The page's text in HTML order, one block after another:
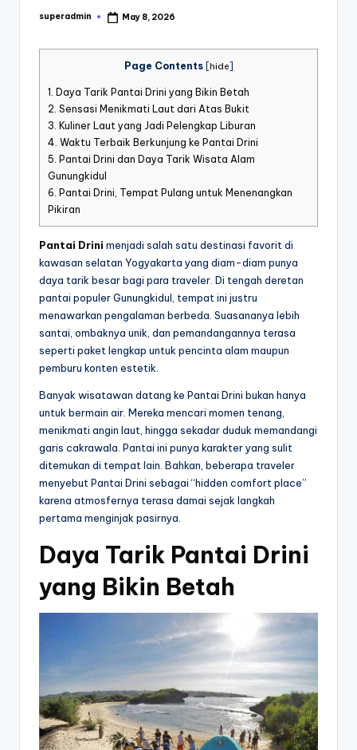
Posted
superadmin May 8, 2026
Page Contents hide
1. Daya Tarik Pantai Drini yang Bikin Betah
2. Sensasi Menikmati Laut dari Atas Bukit
3. Kuliner Laut yang Jadi Pelengkap Liburan
4. Waktu Terbaik Berkunjung ke Pantai Drini
5. Pantai Drini dan Daya Tarik Wisata Alam
Gunungkidul
6. Pantai Drini, Tempat Pulang untuk Menenangkan
Pikiran
Pantai Drini menjadi salah satu destinasi favorit di
kawasan selatan Yogyakarta yang diam-diam punya
daya tarik besar bagi para traveler. Di tengah deretan
pantai populer Gunungkidul, tempat ini justru
menawarkan pengalaman berbeda. Suasananya lebih
santai, ombaknya unik, dan pemandangannya terasa
seperti paket lengkap untuk pencinta alam maupun
pemburu konten estetik.
Banyak wisatawan datang ke Pantai Drini bukan hanya
untuk bermain air. Mereka mencari momen tenang,
menikmati angin laut, hingga sekadar duduk memandangi
garis cakrawala. Pantai ini punya karakter yang sulit
ditemukan di tempat lain. Bahkan, beberapa traveler
menyebut Pantai Drini sebagai “hidden comfort place”
karena atmosfernya terasa damai sejak langkah
pertama menginjak pasirnya.
Daya Tarik Pantai Drini
yang Bikin Betah